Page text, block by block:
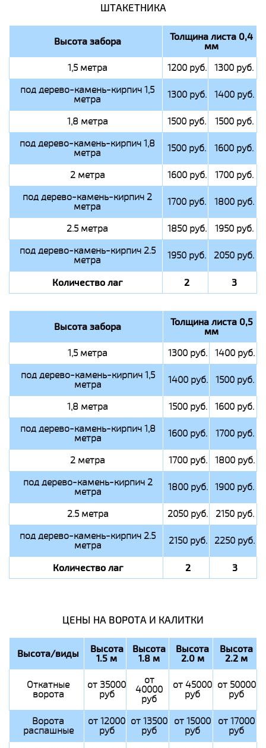
ШТАКЕТНИКА
Высота забора Толщина листа 0,4
мм
1,5 метра 1200 руб.
1300 руб.
под дерево-камень-кирпич 1,5
метра 1300 руб. 1400 руб.
1,8 метра 1500 руб.
1500 руб.
под дерево-камень-кирпич 1,8
метра 1500 руб. 1600 руб.
2 метра 1600 руб.
1700 руб.
под дерево-камень-кирпич 2
метра 1700 руб. 1800 руб.
2.5 метра 1850 руб.
1950 руб.
под дерево-камень-кирпич 2.5
метра 1950 руб. 2050 руб.
Количество лаг 2 3
Высота забора Толщина листа 0,5
мм
1,5 метра 1300 руб.
1400 руб.
под дерево-камень-кирпич 1,5
метра 1400 руб. 1500 руб.
1,8 метра 1500 руб.
1600 руб.
под дерево-камень-кирпич 1,8
метра 1600 руб. 1700 руб.
2 метра 1700 руб.
1800 руб.
под дерево-камень-кирпич 2
метра 1800 руб. 1900 руб.
2.5 метра 2050 руб.
2150 руб.
под дерево-камень-кирпич 2.5
метра 2150 руб. 2250 руб.
Количество лаг 2 3
ЦЕНЫ НА ВОРОТА И КАЛИТКИ
Высота/виды Высота
1.5 м
Высота
1.8 м
Высота
2.0 м
Высота
2.2 м
Откатные
ворота
от 35000
руб
от
40000
руб
от 45000
руб
от 50000
руб
Ворота
распашные
от 12000
руб
от 13500
руб
от 15000
руб
от 17000
руб